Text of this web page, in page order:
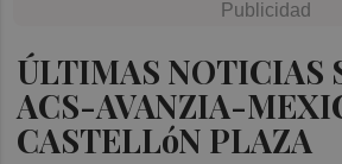
ÚLTIMAS NOTICIAS
ACS-AVANZIA-
CASTELLóN PLAZA